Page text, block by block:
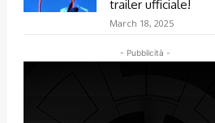
trailer ufficiale!
March 18, 2025
- Pubblicità -